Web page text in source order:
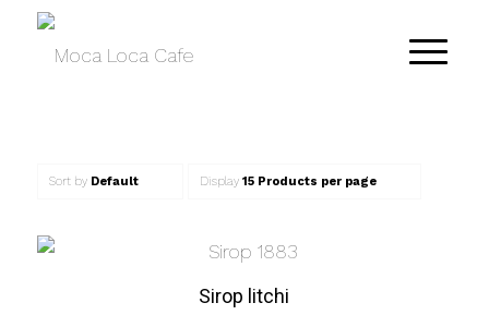
Sort by Default Display 15 Products per page
Sirop litchi